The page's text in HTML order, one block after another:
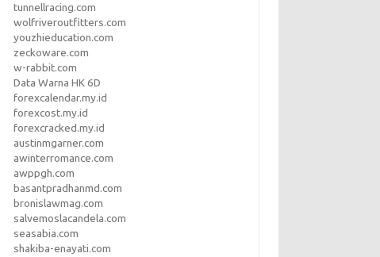
tunnellracing.com
wolfriveroutfitters.com
youzhieducation.com
zeckoware.com
w-rabbit.com
Data Warna HK 6D
forexcalendar.my.id
forexcost.my.id
forexcracked.my.id
austinmgarner.com
awinterromance.com
awppgh.com
basantpradhanmd.com
bronislawmag.com
salvemoslacandela.com
seasabia.com
shakiba-enayati.com